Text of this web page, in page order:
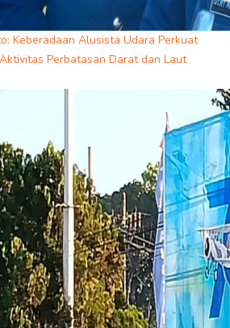
Keberadaan Alusista Udara Perkuat
Perbatasan Darat dan Laut